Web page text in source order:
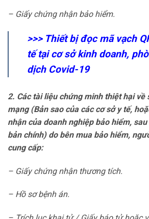
– Giấy chứng nhận bảo hiểm.
>>> Thiết bị đọc mã vạch
tế tại cơ sở kinh doanh,
dịch Covid-19
2. Các tài liệu chứng minh thiệt hại về
mạng (Bản sao của các cơ sở y tế,
nhận của doanh nghiệp bảo hiểm,
bản chính) do bên mua bảo hiểm,
cung cấp:
– Giấy chứng nhận thương tích.
– Hồ sơ bệnh án.